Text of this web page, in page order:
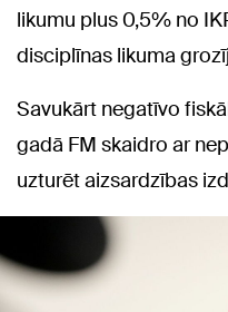
likumu plus 0,5% no
disciplīnas likuma
Savukārt negatīvo
gadā FM skaidro ar
uzturēt aizsardzības